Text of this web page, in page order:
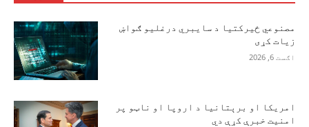
مصنوعي ځیرکتیا د سایبري درغلیو ګواښ
زیات کړی
اګست 6, 2026
امریکا او برېتانیا د اروپا او ناټو پر
امنیت خبرې کړې دي